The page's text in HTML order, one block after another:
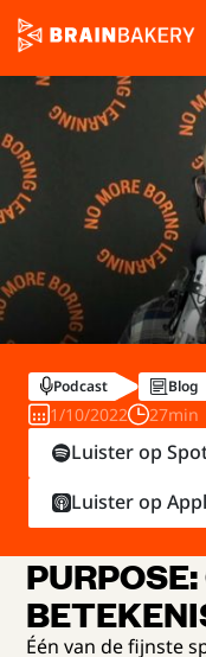
Één van de fijnste
Podcast Blog
1/10/2022 27min
Luister op
Luister op